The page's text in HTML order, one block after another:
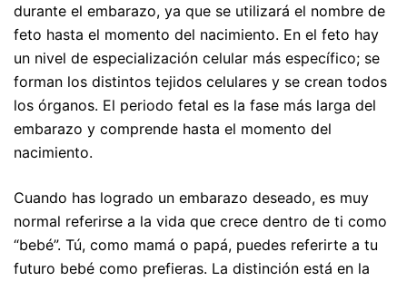
durante el embarazo, ya que se utilizará el nombre de
feto hasta el momento del nacimiento. En el feto hay
un nivel de especialización celular más específico; se
forman los distintos tejidos celulares y se crean todos
los órganos. El periodo fetal es la fase más larga del
embarazo y comprende hasta el momento del
nacimiento.
Cuando has logrado un embarazo deseado, es muy
normal referirse a la vida que crece dentro de ti como
“bebé”. Tú, como mamá o papá, puedes referirte a tu
futuro bebé como prefieras. La distinción está en la